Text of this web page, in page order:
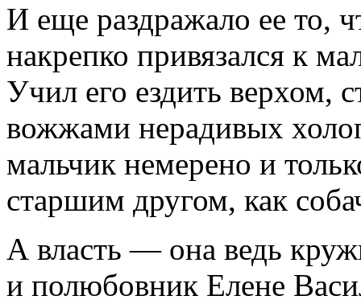
И еще раздражало ее то,
накрепко привязался к
Учил его ездить верхом,
вожжами нерадивых
мальчик немерено и
старшим другом, как
А власть — она ведь
и полюбовник Елене